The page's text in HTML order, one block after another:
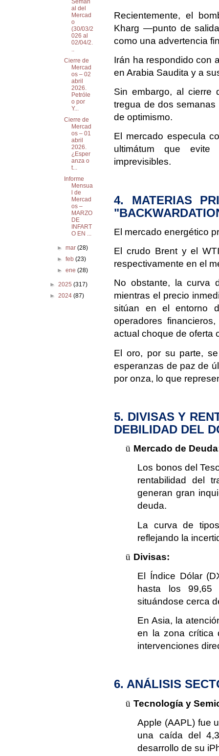
Recientemente, el
Kharg —punto de
como una advertencia
Irán ha respondido con
en Arabia Saudita y a
Sin embargo, al cierre
tregua de dos
de optimismo.
El mercado especula
ultimátum que evite
imprevisibles.
4. MATERIAS
El mercado energético
El crudo Brent y el
respectivamente en el
No obstante, la curva
mientras el precio
sitúan en el entorno
operadores
actual choque de oferta
El oro, por su parte,
esperanzas de paz de
por onza, lo que
5. DIVISAS Y
DEBILIDAD DEL
ü Mercado de
Los bonos del
rentabilidad del
generan gran
deuda.
La curva de
reflejando la
ü Divisas:
El Índice Dólar
hasta los 99,65
situándose cerca
En Asia, la
en la zona crítica
intervenciones
6. ANÁLISIS
ü Tecnología y
Apple (AAPL) fue
una caída del
desarrollo de su
Seman
al del
Mercad
o
(30/03/2
026 al
02/04/2.
..
Cierre de
Mercad
os – 02
abril
2026.
Petróle
o por
Y...
Cierre de
Mercad
os – 01
abril
2026.
¿Esper
anza o
t...
Informe
Mensua
l de
Mercad
os –
MARZO
DE
INFART
O EN ...
► mar (28)
► feb (23)
► ene (28)
►2025(317)
►2024(87)